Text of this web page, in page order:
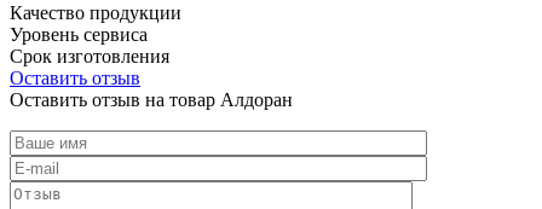
Качество продукции
Уровень сервиса
Срок изготовления
Оставить отзыв
Оставить отзыв на товар Алдоран